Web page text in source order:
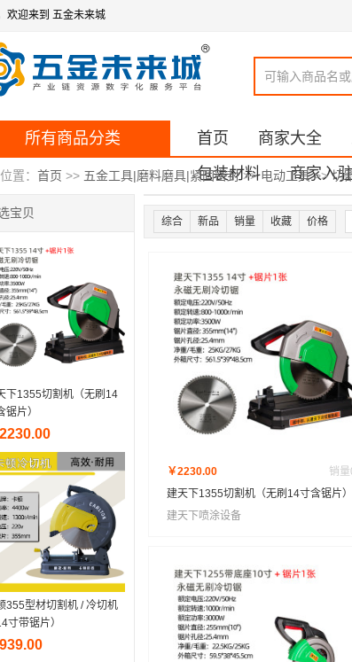
欢迎来到 五金未来城
所有商品分类 首页 商家大全
包装材料
商家入
置： 首页 >> 五金工具|磨料磨具|紧固密封>>电动工具>>切
宝贝
下1355切割机（无刷14
锯片）
355型材切割机 / 冷切机
寸带锯片）
综合 新品 销量 收藏 价格
￥2230.00 销量
建天下1355切割机（无刷14寸含锯片）
建天下喷涂设备